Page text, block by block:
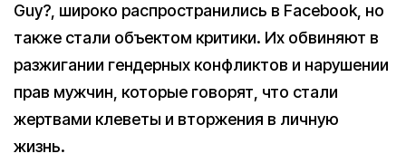
Guy?, широко распространились в Facebook, но
также стали объектом критики. Их обвиняют в
разжигании гендерных конфликтов и нарушении
прав мужчин, которые говорят, что стали
жертвами клеветы и вторжения в личную
жизнь.